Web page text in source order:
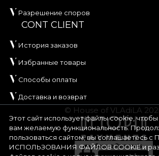
Этот сайт использует файлы cookie,
вам желаемую функциональность.
пользоваться сайтом, вы соглашаетесь с
ИСПОЛЬЗОВАНИЯ ФАЙЛОВ COOKIEи
Разрешение споров
CONT CLIENT
История заказов
Избранные товары
Способы оплаты
Доставка и возврат
© House of VLAdiLA